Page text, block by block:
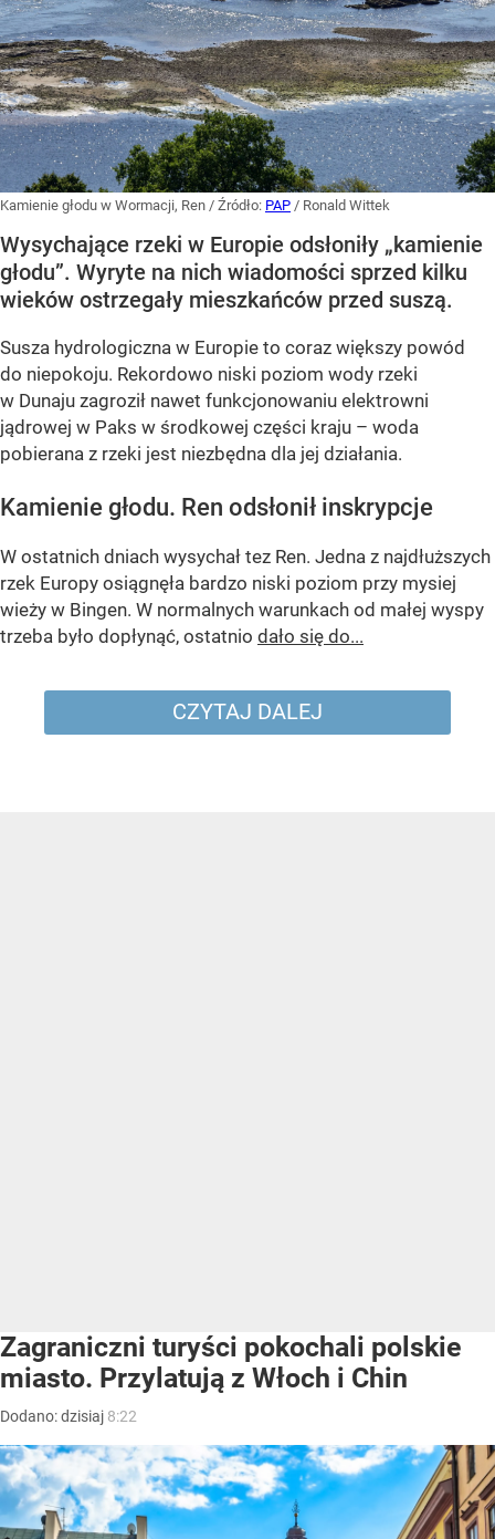
Kamienie głodu w Wormacji, Ren / Źródło: PAP / Ronald Wittek
Wysychające rzeki w Europie odsłoniły „kamienie
głodu”. Wyryte na nich wiadomości sprzed kilku
wieków ostrzegały mieszkańców przed suszą.
Susza hydrologiczna w Europie to coraz większy powód
do niepokoju. Rekordowo niski poziom wody rzeki
w Dunaju zagroził nawet funkcjonowaniu elektrowni
jądrowej w Paks w środkowej części kraju – woda
pobierana z rzeki jest niezbędna dla jej działania.
Kamienie głodu. Ren odsłonił inskrypcje
W ostatnich dniach wysychał tez Ren. Jedna z najdłuższych
rzek Europy osiągnęła bardzo niski poziom przy mysiej
wieży w Bingen. W normalnych warunkach od małej wyspy
trzeba było dopłynąć, ostatnio dało się do...
CZYTAJ DALEJ
Zagraniczni turyści pokochali polskie
miasto. Przylatują z Włoch i Chin
Dodano:dzisiaj 8:22